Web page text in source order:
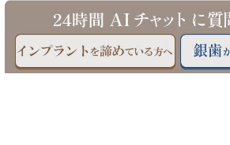
©三鷹駅南口 三鷹